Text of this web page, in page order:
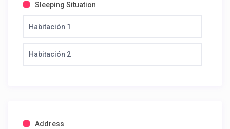
Sleeping Situation
Habitación 1
Habitación 2
Address